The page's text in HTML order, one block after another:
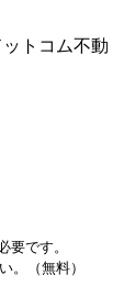
トコム不動
要です。
。（無料）